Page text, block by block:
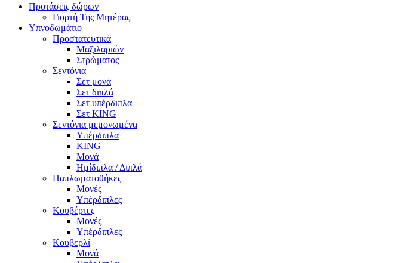
Προτάσεις δώρων
Γιορτή Της Μητέρας
Υπνοδωμάτιο
Προστατευτικά
Μαξιλαριών
Στρώματος
Σεντόνια
Σετ μονά
Σετ διπλά
Σετ υπέρδιπλα
Σετ KING
Σεντόνια μεμονωμένα
Υπέρδιπλα
KING
Μονά
Ημίδιπλα / Διπλά
Παπλωματοθήκες
Μονές
Υπέρδιπλες
Κουβέρτες
Μονές
Υπέρδιπλες
Κουβερλί
Μονά